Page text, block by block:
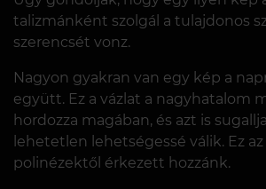
talizmánként szolgál a tulajdonos
szerencsét vonz.
Nagyon gyakran van egy kép a
együtt. Ez a vázlat a nagyhatalom
hordozza magában, és azt is
lehetetlen lehetségessé válik. Ez
polinézektől érkezett hozzánk.